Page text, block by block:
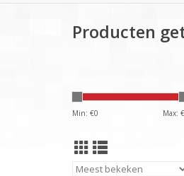
Producten
Min: €0 Max: €